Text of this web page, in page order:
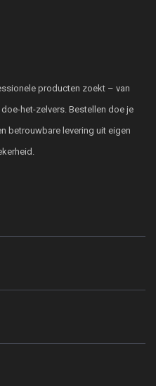
producten zoekt – van
het-zelvers. Bestellen doe je
betrouwbare levering uit eigen